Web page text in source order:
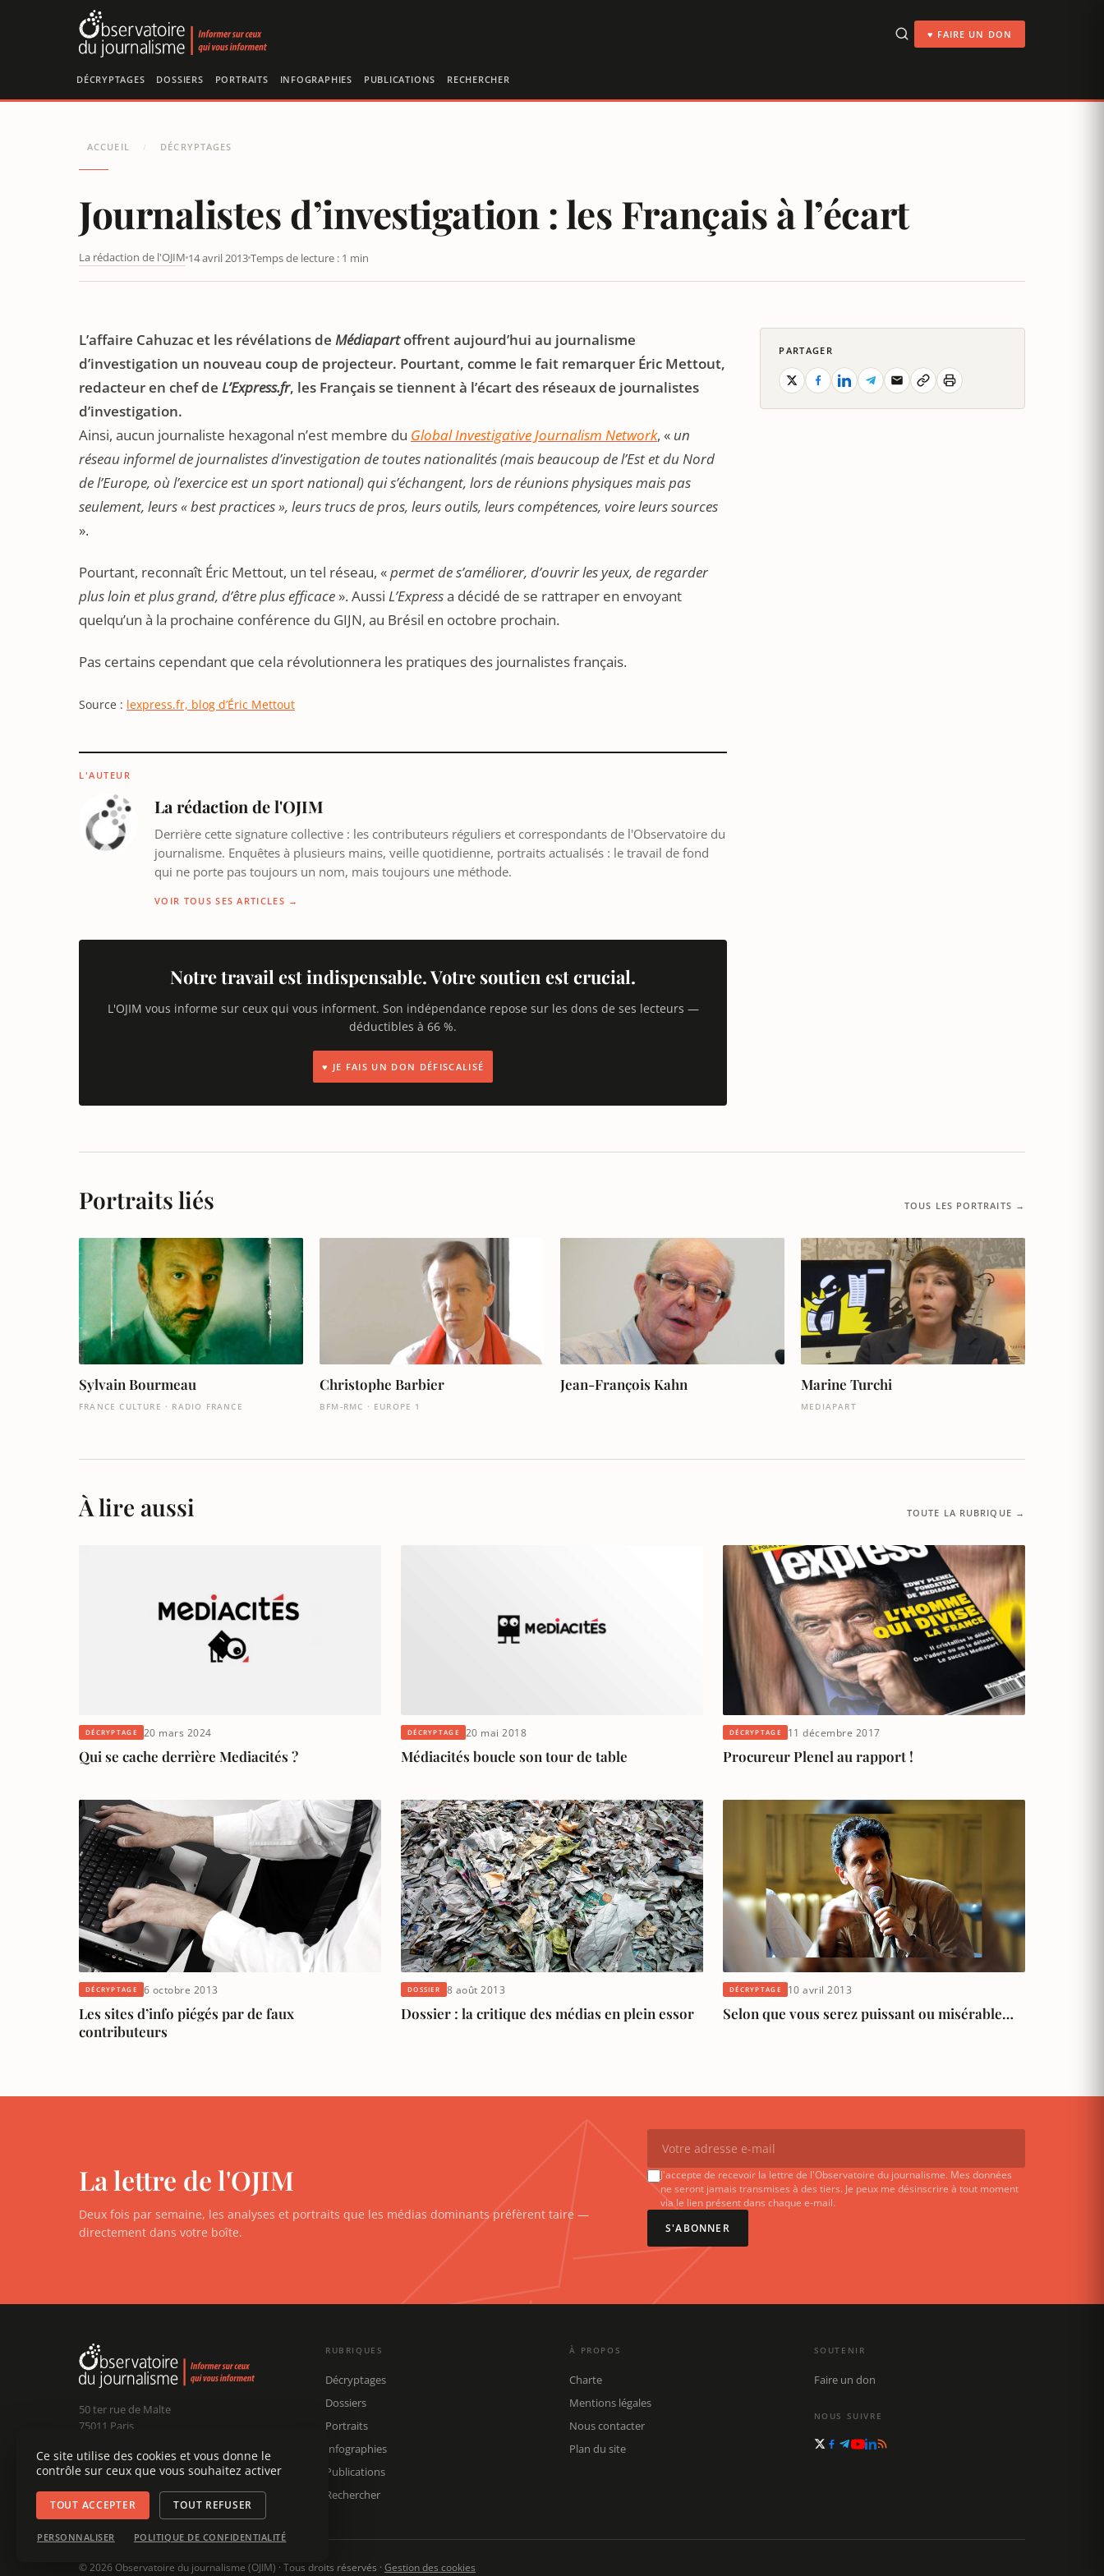
♥ FAIRE UN DON
DÉCRYPTAGES DOSSIERS PORTRAITS INFOGRAPHIES PUBLICATIONS RECHERCHER
ACCUEIL / DÉCRYPTAGES
Journalistes d’investigation : les Français à l’écart
La rédaction de l'OJIM 14 avril 2013Temps de lecture : 1 min
JOURNALISTES D'INVESTIGATION : LES FRANÇAIS À L'ÉCART
L’affaire Cahuzac et les révélations de Médiapartoffrent aujourd’hui au journalisme
d’investigation un nouveau coup de projecteur. Pourtant, comme le fait remarquer Éric Mettout,
redacteur en chef de L’Express.fr, les Français se tiennent à l’écart des réseaux de journalistes
d’investigation.
Ainsi, aucun journaliste hexagonal n’est membre du Global Investigative Journalism Network, « un
réseau informel de journalistes d’investigation de toutes nationalités (mais beaucoup de l’Est et du Nord
de l’Europe, où l’exercice est un sport national) qui s’échangent, lors de réunions physiques mais pas
seulement, leurs « best practices », leurs trucs de pros, leurs outils, leurs compétences, voire leurs sources
».
Pourtant, reconnaît Éric Mettout, un tel réseau, «permet de s’améliorer, d’ouvrir les yeux, de regarder
plus loin et plus grand, d’être plus efficace ». Aussi L’Expressa décidé de se rattraper en envoyant
quelqu’un à la prochaine conférence du GIJN, au Brésil en octobre prochain.
Pas certains cependant que cela révolutionnera les pratiques des journalistes français.
Source : lexpress.fr, blog d’Éric Mettout
L'AUTEUR
La rédaction de l'OJIM
Derrière cette signature collective : les contributeurs réguliers et correspondants de l'Observatoire du
journalisme. Enquêtes à plusieurs mains, veille quotidienne, portraits actualisés : le travail de fond
qui ne porte pas toujours un nom, mais toujours une méthode.
VOIR TOUS SES ARTICLES →
Notre travail est indispensable. Votre soutien est crucial.
L'OJIM vous informe sur ceux qui vous informent. Son indépendance repose sur les dons de ses lecteurs —
déductibles à 66 %.
♥ JE FAIS UN DON DÉFISCALISÉ
PARTAGER
Portraits liés TOUS LES PORTRAITS →
Sylvain Bourmeau
FRANCE CULTURE · RADIO FRANCE
Christophe Barbier
BFM-RMC · EUROPE 1
Jean-François Kahn Marine Turchi
MEDIAPART
À lire aussi TOUTE LA RUBRIQUE →
DÉCRYPTAGE 20 mars 2024
Qui se cache derrière Mediacités ?
DÉCRYPTAGE 20 mai 2018
Médiacités boucle son tour de table
DÉCRYPTAGE 11 décembre 2017
Procureur Plenel au rapport !
DÉCRYPTAGE 6 octobre 2013
Les sites d’info piégés par de faux
contributeurs
DOSSIER 8 août 2013
Dossier : la critique des médias en plein essor
DÉCRYPTAGE 10 avril 2013
Selon que vous serez puissant ou misérable…
La lettre de l'OJIM
Deux fois par semaine, les analyses et portraits que les médias dominants préfèrent taire —
directement dans votre boîte.
J'accepte de recevoir la lettre de l'Observatoire du journalisme. Mes données
ne seront jamais transmises à des tiers. Je peux me désinscrire à tout moment
via le lien présent dans chaque e-mail.
S'ABONNER
50 ter rue de Malte
75011 Paris
Président :Claude Chollet
Dir. rédaction :Édouard Chanot
Nous écrire : contact@ojim.fr
RUBRIQUES
Décryptages
Dossiers
Portraits
Infographies
Publications
Rechercher
À PROPOS
Charte
Mentions légales
Nous contacter
Plan du site
SOUTENIR
Faire un don
NOUS SUIVRE
© 2026 Observatoire du journalisme (OJIM) · Tous droits réservés · Gestion des cookies
Panneau de gestion des cookies
Ce site utilise des cookies et vous donne le
contrôle sur ceux que vous souhaitez activer
TOUT ACCEPTER TOUT REFUSER
PERSONNALISER POLITIQUE DE CONFIDENTIALITÉ